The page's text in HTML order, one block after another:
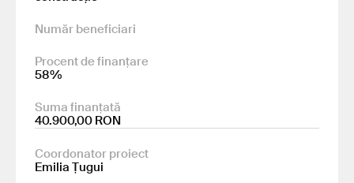
Număr beneficiari
Procent de finanțare
58%
Suma finanțată
40.900,00 RON
Coordonator proiect
Emilia Țugui